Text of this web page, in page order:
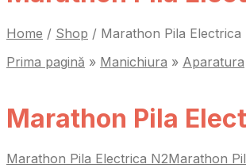
Home / Shop / Marathon Pila Electrica
Prima pagină » Manichiura » Aparatura
Marathon Pila
Marathon Pila Electrica N2Marathon